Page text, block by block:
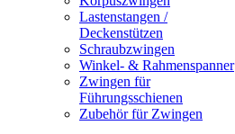
Lastenstangen /
Deckenstützen
Schraubzwingen
Winkel- & Rahmenspanner
Zwingen für
Führungsschienen
Zubehör für Zwingen